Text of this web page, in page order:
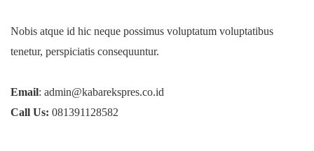
Nobis atque id hic neque possimus voluptatum voluptatibus
tenetur, perspiciatis consequuntur.
Email: admin@kabarekspres.co.id
Call Us: 081391128582